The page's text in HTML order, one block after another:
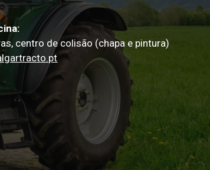
centro de colisão (chapa e pintura)